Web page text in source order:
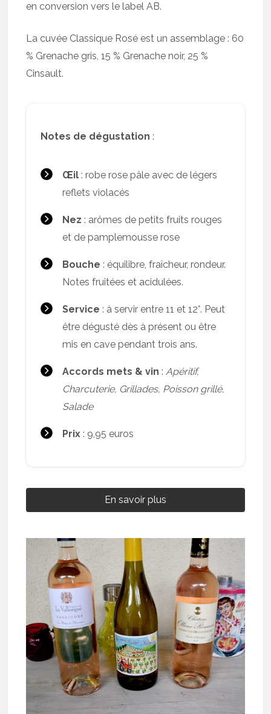
en conversion vers le label AB.
La cuvée Classique Rosé est un assemblage : 60
% Grenache gris, 15 % Grenache noir, 25 %
Cinsault.
Notes de dégustation :
Œil : robe rose pâle avec de légers
reflets violacés
Nez : arômes de petits fruits rouges
et de pamplemousse rose
Bouche : équilibre, fraîcheur, rondeur.
Notes fruitées et acidulées.
Service : à servir entre 11 et 12°. Peut
être dégusté dès à présent ou être
mis en cave pendant trois ans.
Accords mets & vin : Apéritif,
Charcuterie, Grillades, Poisson grillé,
Salade
Prix: 9,95 euros
En savoir plus